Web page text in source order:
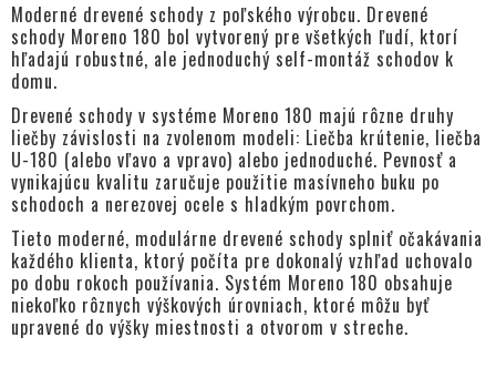
Moderné drevené schody z poľského výrobcu. Drevené
schody Moreno 180 bol vytvorený pre všetkých ľudí, ktorí
hľadajú robustné, ale jednoduchý self-montáž schodov k
domu.
Drevené schody v systéme Moreno 180 majú rôzne druhy
liečby závislosti na zvolenom modeli: Liečba krútenie, liečba
U-180 (alebo vľavo a vpravo) alebo jednoduché. Pevnosť a
vynikajúcu kvalitu zaručuje použitie masívneho buku po
schodoch a nerezovej ocele s hladkým povrchom.
Tieto moderné, modulárne drevené schody splniť očakávania
každého klienta, ktorý počíta pre dokonalý vzhľad uchovalo
po dobu rokoch používania. Systém Moreno 180 obsahuje
niekoľko rôznych výškových úrovniach, ktoré môžu byť
upravené do výšky miestnosti a otvorom v streche.